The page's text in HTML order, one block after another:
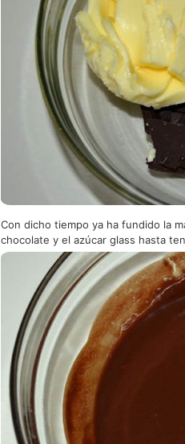
Con dicho tiempo ya ha fundido la
chocolate y el azúcar glass hasta